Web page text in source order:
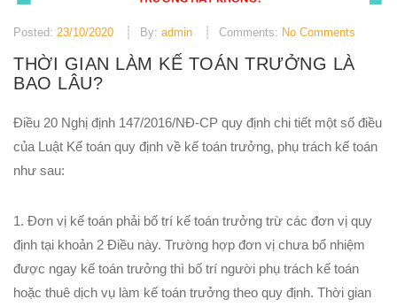
Posted: 23/10/2020 By: admin Comments: No Comments
THỜI GIAN LÀM KẾ TOÁN TRƯỞNG LÀ
BAO LÂU?
Điều 20 Nghị định 147/2016/NĐ-CP quy định chi tiết một số điều
của Luật Kế toán quy định về kế toán trưởng, phụ trách kế toán
như sau:
1. Đơn vị kế toán phải bố trí kế toán trưởng trừ các đơn vị quy
định tại khoản 2 Điều này. Trường hợp đơn vị chưa bổ nhiệm
được ngay kế toán trưởng thì bố trí người phụ trách kế toán
hoặc thuê dịch vụ làm kế toán trưởng theo quy định. Thời gian